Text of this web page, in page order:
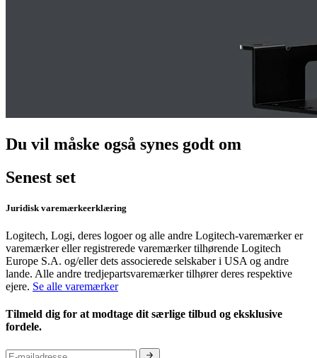
Du vil måske også synes godt om
Senest set
Juridisk varemærkeerklæring
Logitech, Logi, deres logoer og alle andre Logitech-varemærker er
varemærker eller registrerede varemærker tilhørende Logitech
Europe S.A. og/eller dets associerede selskaber i USA og andre
lande. Alle andre tredjepartsvaremærker tilhører deres respektive
ejere. Se alle varemærker
Tilmeld dig for at modtage dit særlige tilbud og eksklusive
fordele.